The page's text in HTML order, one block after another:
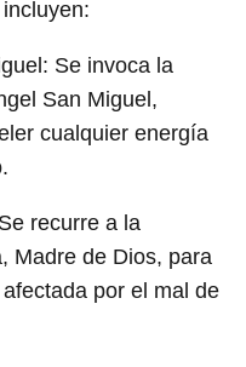
Se invoca la
San Miguel,
cualquier energía
recurre a la
Madre de Dios, para
por el mal de